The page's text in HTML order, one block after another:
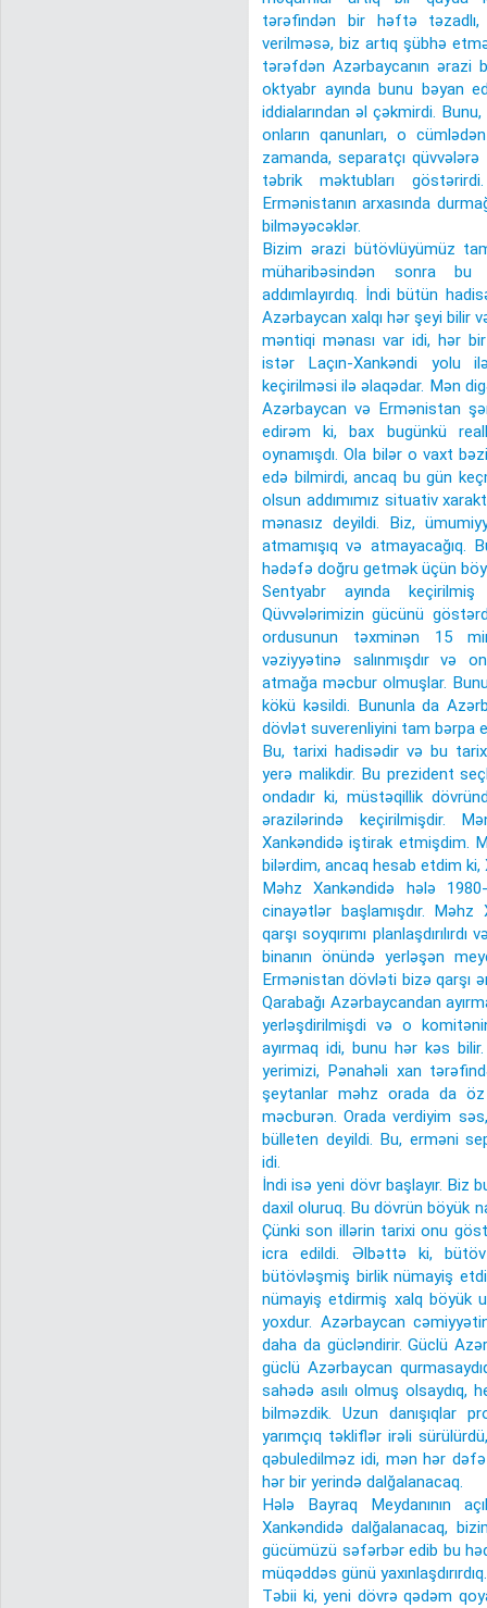
tərəfindən bir həftə təzadlı,
verilməsə, biz artıq şübhə
tərəfdən Azərbaycanın ərazi
oktyabr ayında bunu bəyan
iddialarından əl çəkmirdi.
onların qanunları, o
zamanda, separatçı
təbrik məktubları
Ermənistanın arxasında
bilməyəcəklər.
Bizim ərazi bütövlüyümüz
müharibəsindən sonra bu
addımlayırdıq. İndi bütün
Azərbaycan xalqı hər şeyi bilir
məntiqi mənası var idi, hər bir
istər Laçın-Xankəndi yolu
keçirilməsi ilə əlaqədar. Mən
Azərbaycan və Ermənistan
edirəm ki, bax bugünkü
oynamışdı. Ola bilər o vaxt
edə bilmirdi, ancaq bu gün
olsun addımımız situativ
mənasız deyildi. Biz,
atmamışıq və atmayacağıq.
hədəfə doğru getmək üçün
Sentyabr ayında
Qüvvələrimizin gücünü
ordusunun təxminən 15
vəziyyətinə salınmışdır və
atmağa məcbur olmuşlar.
kökü kəsildi. Bununla da
dövlət suverenliyini tam bərpa
Bu, tarixi hadisədir və bu
yerə malikdir. Bu prezident
ondadır ki, müstəqillik
ərazilərində keçirilmişdir.
Xankəndidə iştirak etmişdim.
bilərdim, ancaq hesab etdim
Məhz Xankəndidə hələ
cinayətlər başlamışdır. Məhz
qarşı soyqırımı
binanın önündə yerləşən
Ermənistan dövləti bizə qarşı
Qarabağı Azərbaycandan
yerləşdirilmişdi və o
ayırmaq idi, bunu hər kəs
yerimizi, Pənahəli xan
şeytanlar məhz orada da
məcburən. Orada verdiyim
bülleten deyildi. Bu, erməni
idi.
İndi isə yeni dövr başlayır. Biz
daxil oluruq. Bu dövrün böyük
Çünki son illərin tarixi onu
icra edildi. Əlbəttə ki,
bütövləşmiş birlik nümayiş
nümayiş etdirmiş xalq böyük
yoxdur. Azərbaycan
daha da gücləndirir. Güclü
güclü Azərbaycan
sahədə asılı olmuş
bilməzdik. Uzun danışıqlar
yarımçıq təkliflər irəli
qəbuledilməz idi, mən hər
hər bir yerində dalğalanacaq.
Hələ Bayraq Meydanının
Xankəndidə dalğalanacaq,
gücümüzü səfərbər edib bu
müqəddəs günü yaxınlaşdırırdıq.
Təbii ki, yeni dövrə qədəm